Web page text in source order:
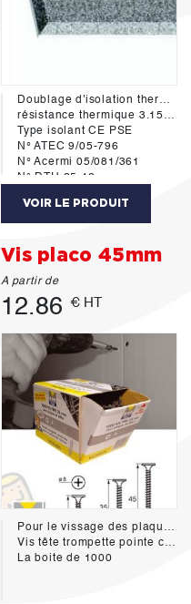
Doublage d'isolation thermique
résistance thermique 3.15 m²k/w
Type isolant CE PSE
N° ATEC 9/05-796
N° Acermi 05/081/361
N° DTU 25.42
VOIR LE PRODUIT
Vis placo 45mm
A partir de
12.86 € HT
Pour le vissage des plaques de plâtre sur ossature métallique.
Vis tête trompette pointe clou, à double filet, en acier phosphaté 45x3.5mm
La boite de 1000